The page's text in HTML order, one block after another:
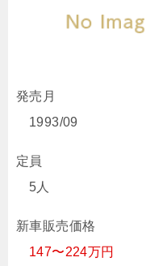
発売月
1993/09
定員
5人
新車販売価格
147〜224万円